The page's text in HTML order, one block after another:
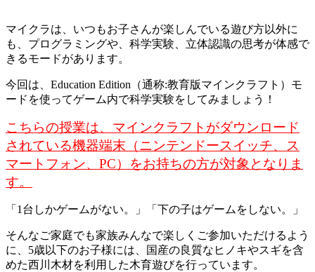
マイクラは、いつもお子さんが楽しんでいる遊び方以外に
も、プログラミングや、科学実験、立体認識の思考が体感で
きるモードがあります。
今回は、Education Edition（通称:教育版マインクラフト）モ
ードを使ってゲーム内で科学実験をしてみましょう！
こちらの授業は、マインクラフトがダウンロード
されている機器端末（ニンテンドースイッチ、ス
マートフォン、PC）をお持ちの方が対象となりま
す。
「1台しかゲームがない。」「下の子はゲームをしない。」
そんなご家庭でも家族みんなで楽しくご参加いただけるよう
に、5歳以下のお子様には、国産の良質なヒノキやスギを含
めた西川木材を利用した木育遊びを行っています。